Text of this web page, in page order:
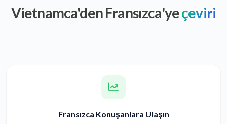
Vietnamca'den Fransızca'yeçeviri
Fransızca Konuşanlara Ulaşın